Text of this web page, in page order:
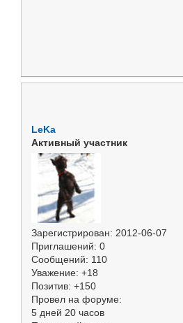
LeKa
Активный участник
Зарегистрирован: 2012-06-07
Приглашений: 0
Сообщений: 110
Уважение: +18
Позитив: +150
Провел на форуме:
5 дней 20 часов